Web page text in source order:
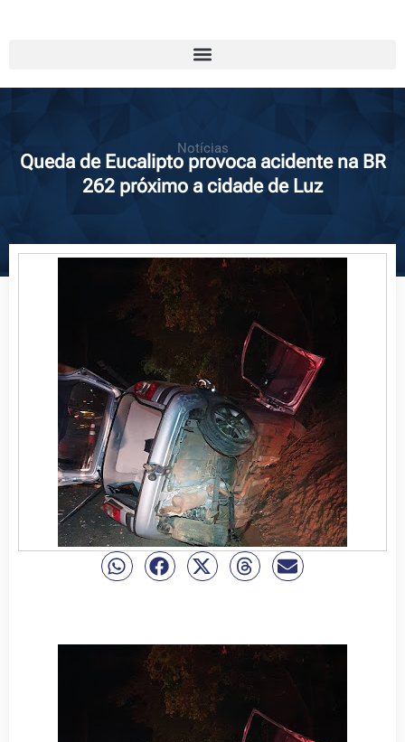
Notícias
Queda de Eucalipto provoca acidente na BR
262 próximo a cidade de Luz